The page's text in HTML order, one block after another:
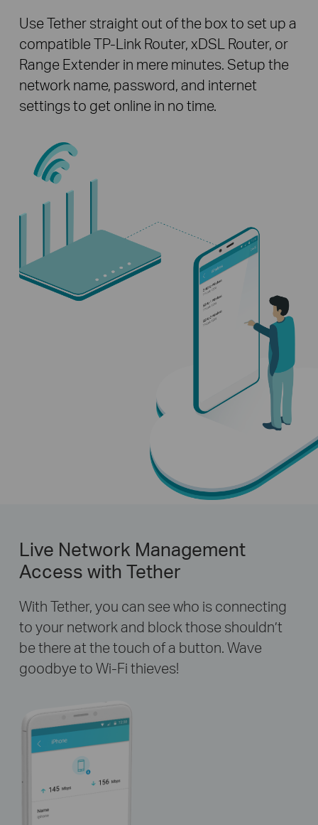
Use Tether straight out of the box to set up a
compatible TP-Link Router, xDSL Router, or
Range Extender in mere minutes. Setup the
network name, password, and internet
settings to get online in no time.
Live Network Management
Access with Tether
With Tether, you can see who is connecting
to your network and block those shouldn’t
be there at the touch of a button. Wave
goodbye to Wi-Fi thieves!